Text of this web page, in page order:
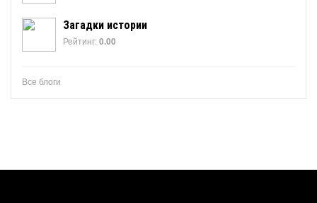
Загадки истории
Рейтинг:0.00
Все блоги